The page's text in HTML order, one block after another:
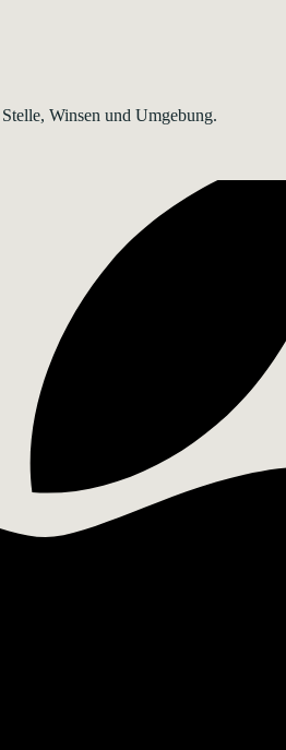
Winsen und Umgebung.